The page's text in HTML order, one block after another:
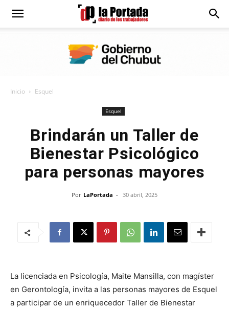
Diario
Inicio Esquel
Esquel
Brindarán un Taller de
Bienestar Psicológico
para personas mayores
Por LaPortada - 30 abril, 2025
La licenciada en Psicología, Maite Mansilla, con magíster
en Gerontología, invita a las personas mayores de Esquel
a participar de un enriquecedor Taller de Bienestar